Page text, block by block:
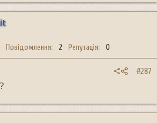
Повідомлення 2 Репутація 0
#287